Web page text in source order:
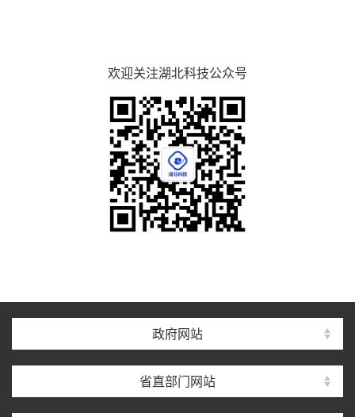
欢迎关注湖北科技公众号
政府网站
省直部门网站